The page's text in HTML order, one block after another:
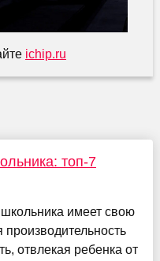
ichip.ru
топ-7
имеет свою
отвлекая ребенка от